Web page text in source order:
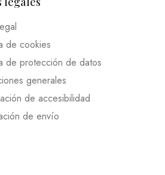
de cookies
de protección de datos
generales
de accesibilidad
de envío